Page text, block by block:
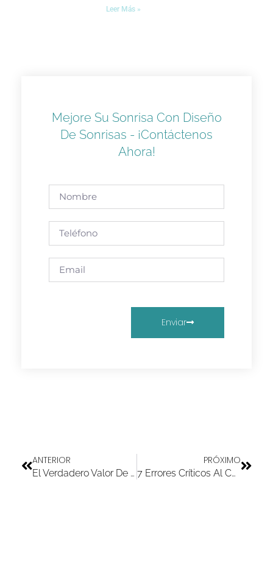
Leer Más »
Mejore Su Sonrisa Con Diseño
De Sonrisas - ¡Contáctenos
Ahora!
Enviar
ANTERIOR
El Verdadero Valor De Los Implantes Dentales En NJ: ¿Inversión Inteligente O Gasto Elevado?
PRÓXIMO
7 Errores Críticos Al Cuidar Tus Carillas De Porcelana (Y Cómo Evitarlos Fácilmente)